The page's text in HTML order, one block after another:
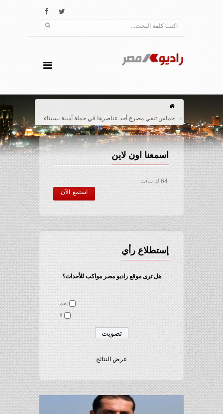
حماس تنفي مصرع أحد عناصرها في حملة أمنية بسيناء
اسمعنا اون لاين
64 ك ب/ث
استمع الآن
إستطلاع رأي
هل ترى موقع راديو مصر مواكب للأحداث؟
نعم
لا
عرض النتائج